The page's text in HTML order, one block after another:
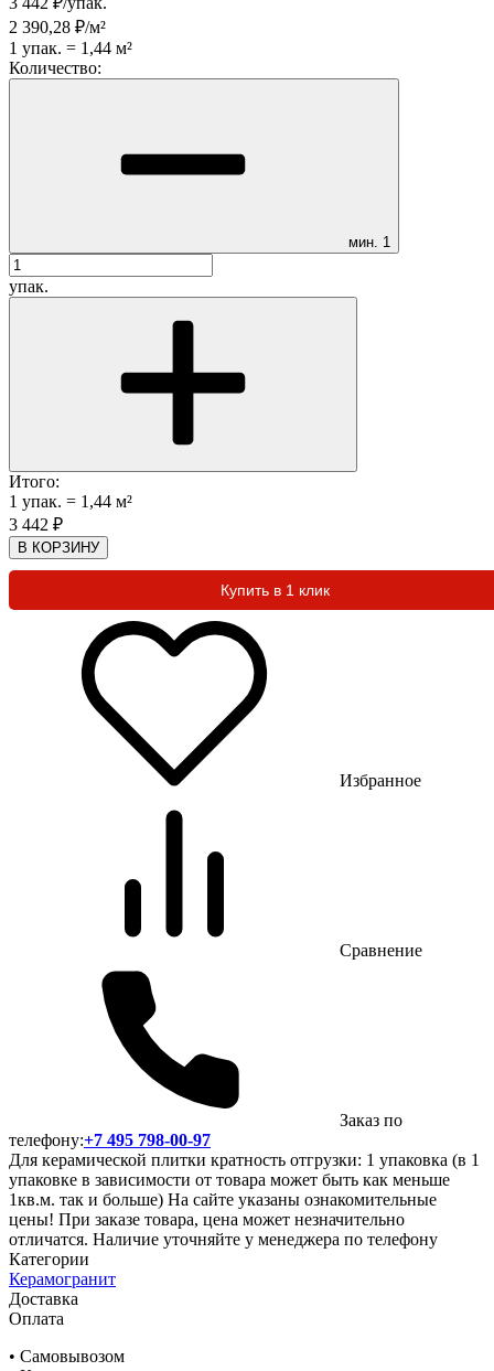
2 390,28 ₽/м²
1 упак. = 1,44 м²
Количество:
мин. 1
упак.
Итого:
1 упак. = 1,44 м²
3 442 ₽
В КОРЗИНУ
Купить в 1 клик
Избранное
Сравнение
Заказ по
телефону:+7 495 798-00-97
Для керамической плитки кратность отгрузки: 1 упаковка (в 1
упаковке в зависимости от товара может быть как меньше
1кв.м. так и больше) На сайте указаны ознакомительные
цены! При заказе товара, цена может незначительно
отличатся. Наличие уточняйте у менеджера по телефону
Категории
Керамогранит
Доставка
Оплата
• Самовывозом